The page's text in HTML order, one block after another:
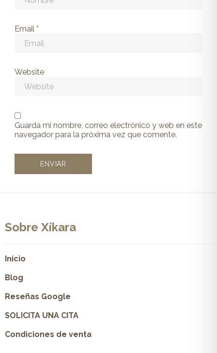
Email *
Website
Guarda mi nombre, correo electrónico y web en este
navegador para la próxima vez que comente.
Sobre Xíkara
Inicio
Blog
Reseñas Google
SOLICITA UNA CITA
Condiciones de venta